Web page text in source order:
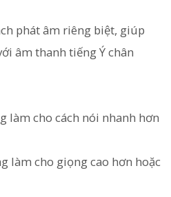
phát âm riêng biệt, giúp
âm thanh tiếng Ý chân
làm cho cách nói nhanh hơn
làm cho giọng cao hơn hoặc